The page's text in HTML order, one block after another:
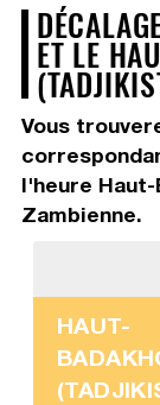
ET LE
Vous
l'heure
Zambienne.
HAUT-